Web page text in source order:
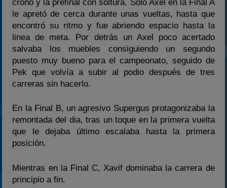
crono y la prefinal con soltura. Solo Axel en la Final A
le apretó de cerca durante unas vueltas, hasta que
encontró su ritmo y fue abriendo espacio hasta la
linea de meta. Por detrás un Axel poco acertado
salvaba los muebles consiguiendo un segundo
puesto muy bueno para el campeonato, seguido de
Pek que volvía a subir al podio después de tres
carreras sin hacerlo.
En la Final B, un agresivo Supergus protagonizaba la
remontada del dia, tras un toque en la primera vuelta
que le dejaba último escalaba hasta la primera
posición.
Mientras en la Final C, Xavif dominaba la carrera de
principio a fin.